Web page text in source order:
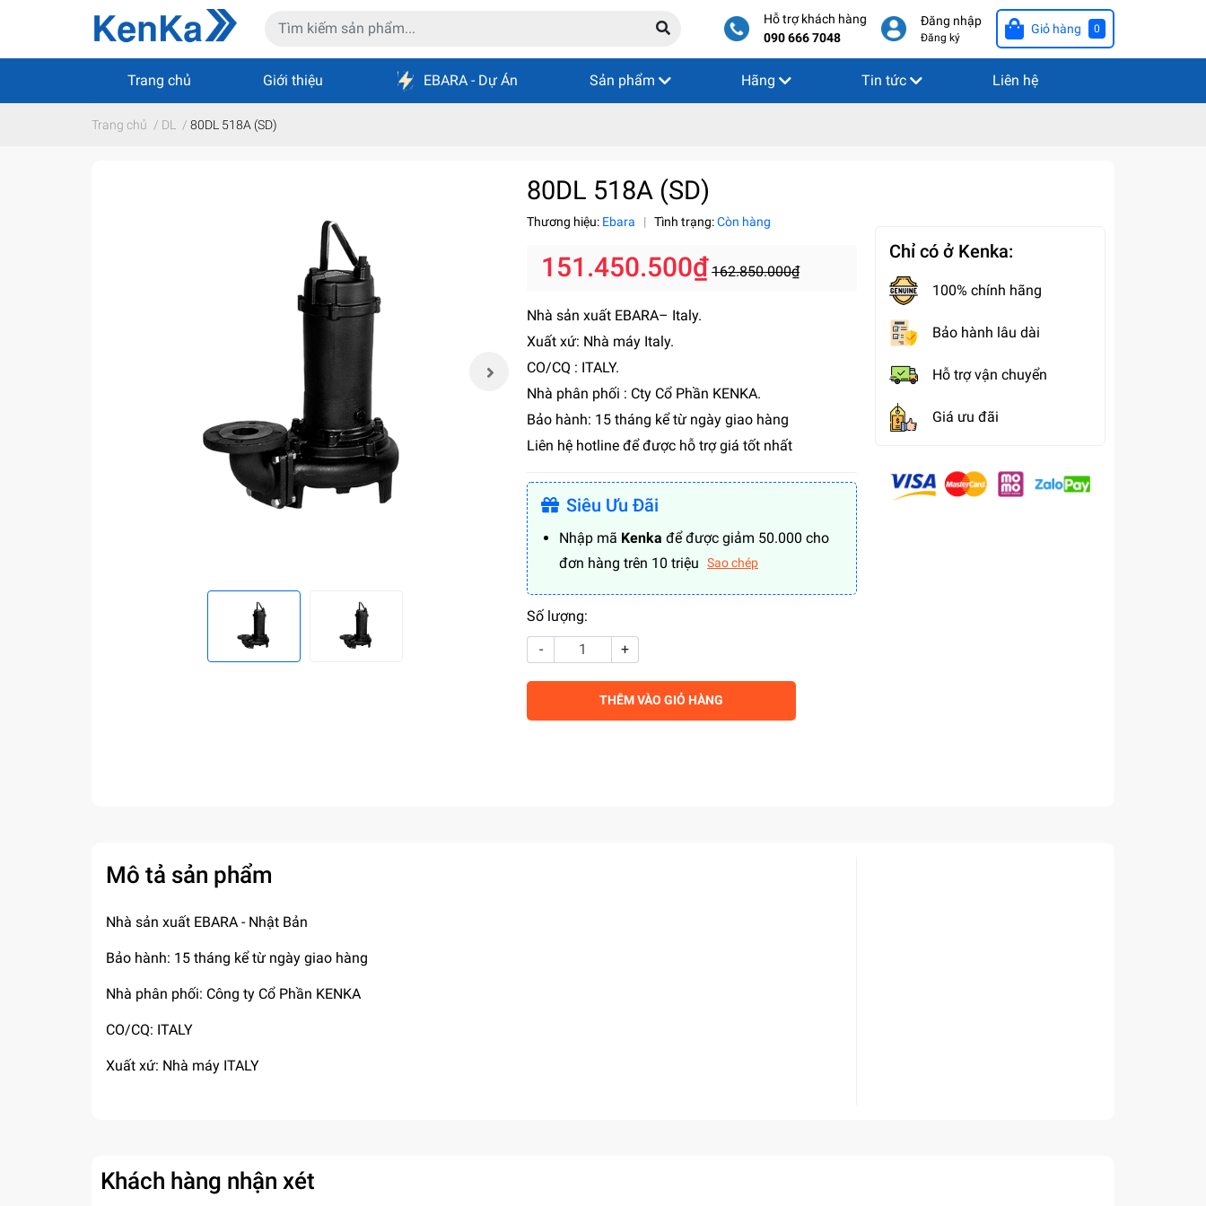
Hỗ trợ khách hàng
090 666 7048
Đăng nhập
Đăng ký
Giỏ hàng 0
Trang chủ Giới thiệu EBARA - Dự Án Sản phẩm Hãng Tin tức Liên hệ
Trang chủ / DL / 80DL 518A (SD)
80DL 518A (SD)
Thương hiệu: Ebara | Tình trạng:Còn hàng
151.450.500₫ 162.850.000₫
Nhà sản xuất EBARA– Italy.
Xuất xứ: Nhà máy Italy.
CO/CQ : ITALY.
Nhà phân phối : Cty Cổ Phần KENKA.
Bảo hành: 15 tháng kể từ ngày giao hàng
Liên hệ hotline để được hỗ trợ giá tốt nhất
Siêu Ưu Đãi
Nhập mã Kenka để được giảm 50.000 cho
đơn hàng trên 10 triệu
Sao chép
Số lượng:
-
+
THÊM VÀO GIỎ HÀNG
Chỉ có ở Kenka:
100% chính hãng
Bảo hành lâu dài
Hỗ trợ vận chuyển
Giá ưu đãi
Mô tả sản phẩm
Nhà sản xuất EBARA - Nhật Bản
Bảo hành: 15 tháng kể từ ngày giao hàng
Nhà phân phối: Công ty Cổ Phần KENKA
CO/CQ: ITALY
Xuất xứ: Nhà máy ITALY
Khách hàng nhận xét